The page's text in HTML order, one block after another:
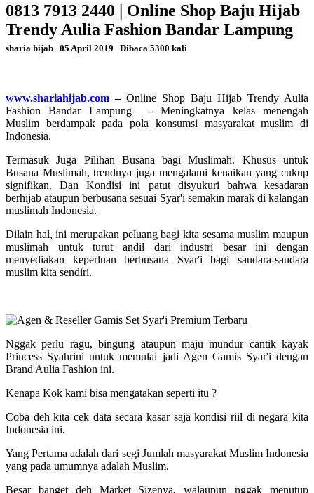
0813 7913 2440 | Online Shop Baju Hijab
Trendy Aulia Fashion Bandar Lampung
sharia hijab 05 April 2019 Dibaca 5300 kali
www.shariahijab.com – Online Shop Baju Hijab Trendy Aulia
Fashion Bandar Lampung
–Meningkatnya kelas menengah
Muslim berdampak pada pola konsumsi masyarakat muslim di
Indonesia.
Termasuk Juga Pilihan Busana bagi Muslimah. Khusus untuk
Busana Muslimah, trendnya juga mengalami kenaikan yang cukup
signifikan. Dan Kondisi ini patut disyukuri bahwa kesadaran
berhijab ataupun berbusana sesuai Syar'i semakin marak di kalangan
muslimah Indonesia.
Dilain hal, ini merupakan peluang bagi kita sesama muslim maupun
muslimah untuk turut andil dari industri besar ini dengan
menyediakan keperluan berbusana Syar'i bagi saudara-saudara
muslim kita sendiri.
Nggak perlu ragu, bingung ataupun maju mundur cantik kayak
Princess Syahrini untuk memulai jadi Agen Gamis Syar'i dengan
Brand Aulia Fashion ini.
Kenapa Kok kami bisa mengatakan seperti itu ?
Coba deh kita cek data secara kasar saja kondisi riil di negara kita
Indonesia ini.
Yang Pertama adalah dari segi Jumlah masyarakat Muslim Indonesia
yang pada umumnya adalah Muslim.
Besar banget deh Market Sizenya, walaupun nggak menutup